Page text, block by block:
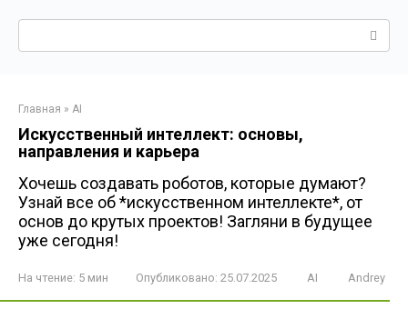
Главная » AI
Искусственный интеллект: основы,
направления и карьера
Хочешь создавать роботов, которые думают?
Узнай все об *искусственном интеллекте*, от
основ до крутых проектов! Загляни в будущее
уже сегодня!
На чтение: 5 мин Опубликовано: 25.07.2025 AI Andrey